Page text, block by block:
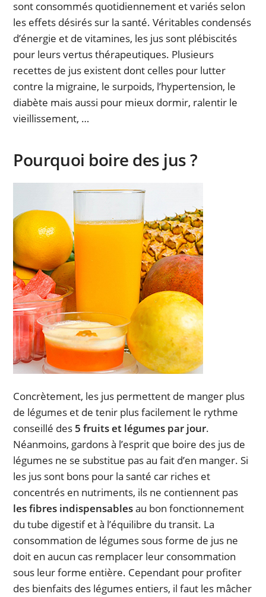
sont consommés quotidiennement et variés selon
les effets désirés sur la santé. Véritables condensés
d’énergie et de vitamines, les jus sont plébiscités
pour leurs vertus thérapeutiques. Plusieurs
recettes de jus existent dont celles pour lutter
contre la migraine, le surpoids, l’hypertension, le
diabète mais aussi pour mieux dormir, ralentir le
vieillissement, …
Pourquoi boire des jus ?
Concrètement, les jus permettent de manger plus
de légumes et de tenir plus facilement le rythme
conseillé des 5 fruits et légumes par jour.
Néanmoins, gardons à l’esprit que boire des jus de
légumes ne se substitue pas au fait d’en manger. Si
les jus sont bons pour la santé car riches et
concentrés en nutriments, ils ne contiennent pas
les fibres indispensablesau bon fonctionnement
du tube digestif et à l’équilibre du transit. La
consommation de légumes sous forme de jus ne
doit en aucun cas remplacer leur consommation
sous leur forme entière. Cependant pour profiter
des bienfaits des légumes entiers, il faut les mâcher